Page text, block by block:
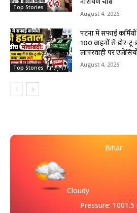
Top Stories
August 4, 2026
Top Stories
पटना में सफाई
100 वाहनों से डोर-टू-
लापरवाही पर
August 4, 2026
Bihar
Cloudy
Pressure: 1001.5